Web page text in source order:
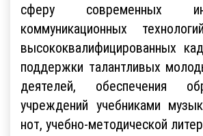
сферу современных
коммуникационных
высококвалифицированных
поддержки талантливых
деятелей, обеспечения
учреждений учебниками
нот, учебно-методической